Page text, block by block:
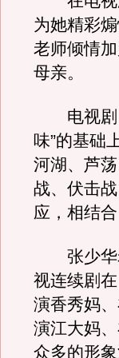
为她精彩
老师倾情
母亲。
电视剧《
味”的基础
河湖、芦
战、伏击
应，相结
张少华老
视连续剧
演香秀妈
演江大妈
众多的形